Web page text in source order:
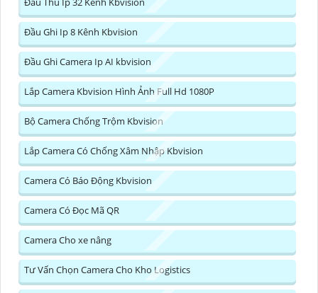
Đầu Ghi Ip 8 Kênh Kbvision
Đầu Ghi Camera Ip AI kbvision
Lắp Camera Kbvision Hình Ảnh Full Hd 1080P
Bộ Camera Chống Trộm Kbvision
Lắp Camera Có Chống Xâm Nhập Kbvision
Camera Có Báo Động Kbvision
Camera Có Đọc Mã QR
Camera Cho xe nâng
Tư Vấn Chọn Camera Cho Kho Logistics